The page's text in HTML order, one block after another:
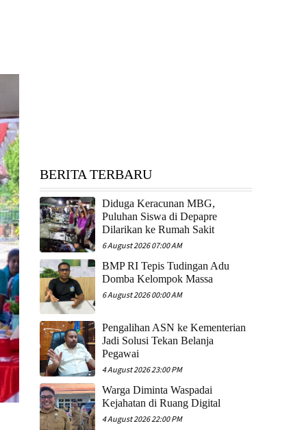
BERITA TERBARU
Diduga Keracunan MBG,
Puluhan Siswa di Depapre
Dilarikan ke Rumah Sakit
6 August 2026 07:00 AM
​BMP RI Tepis Tudingan Adu
Domba Kelompok Massa
6 August 2026 00:00 AM
Pengalihan ASN ke Kementerian
Jadi Solusi Tekan Belanja
Pegawai
4 August 2026 23:00 PM
Warga Diminta Waspadai
Kejahatan di Ruang Digital
4 August 2026 22:00 PM